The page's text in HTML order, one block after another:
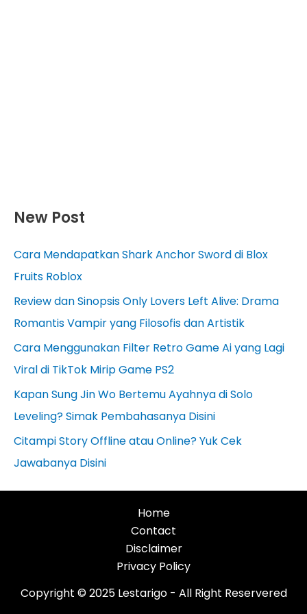
New Post
Cara Mendapatkan Shark Anchor Sword di Blox
Fruits Roblox
Review dan Sinopsis Only Lovers Left Alive: Drama
Romantis Vampir yang Filosofis dan Artistik
Cara Menggunakan Filter Retro Game Ai yang Lagi
Viral di TikTok Mirip Game PS2
Kapan Sung Jin Wo Bertemu Ayahnya di Solo
Leveling? Simak Pembahasanya Disini
Citampi Story Offline atau Online? Yuk Cek
Jawabanya Disini
Home
Contact
Disclaimer
Privacy Policy
Copyright © 2025 Lestarigo - All Right Reservered